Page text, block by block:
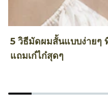
5 วิธีมัดผมสั้นแบบง่ายๆ
แถมเก๋ไก๋สุดๆ